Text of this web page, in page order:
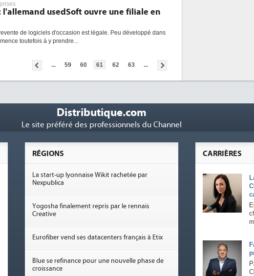
l'allemand usedSoft ouvre une filiale en
de logiciels d'occasion est légale. Peu développé dans
toutefois à y prendre...
... 59 60 61 62 63 ...
Distributique.com
Le site préféré des professionnels du Channel
CARRIÈRES
RÉGIONS
La start-up lyonnaise Wikit rachetée par
Nexpublica
Yogosha finalement repris par le rennais
Creative
Eurofiber vend ses datacenters français à Etix
Blue se refinance pour une nouvelle phase de
croissance